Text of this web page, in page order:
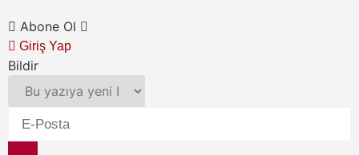
Abone Ol
Giriş Yap
Bildir